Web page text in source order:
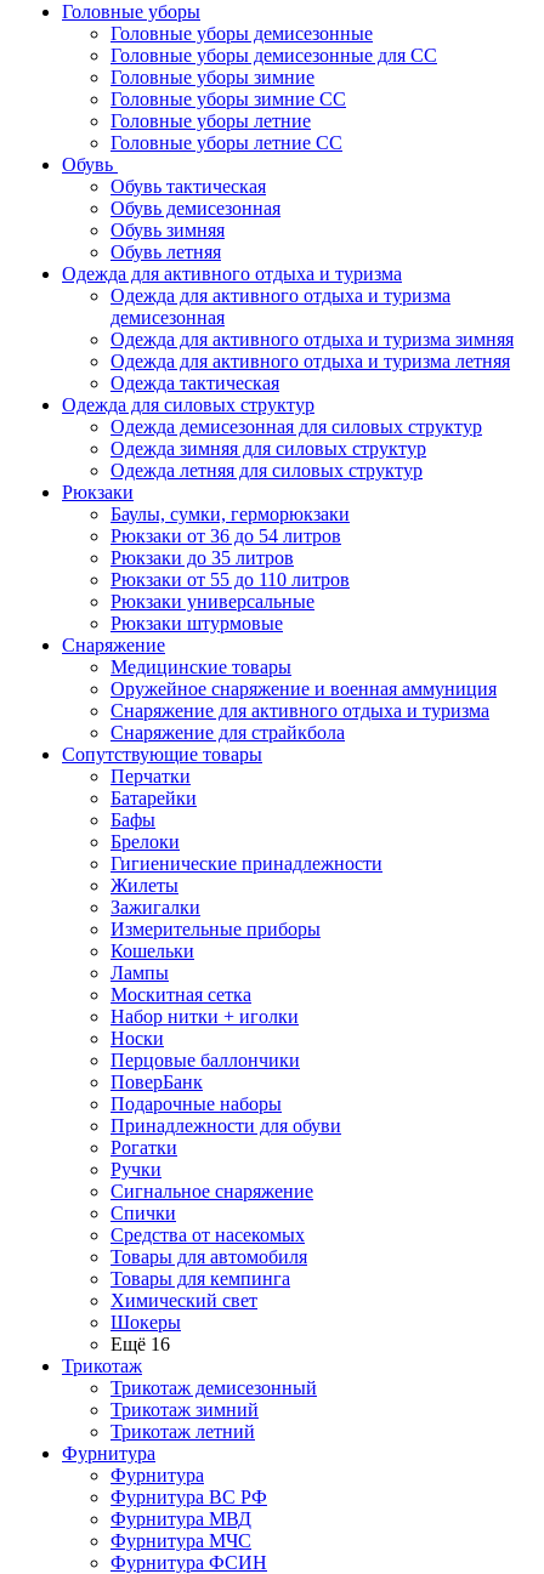
Головные уборы
Головные уборы демисезонные
Головные уборы демисезонные для СС
Головные уборы зимние
Головные уборы зимние СС
Головные уборы летние
Головные уборы летние СС
Обувь
Обувь тактическая
Обувь демисезонная
Обувь зимняя
Обувь летняя
Одежда для активного отдыха и туризма
Одежда для активного отдыха и туризма
демисезонная
Одежда для активного отдыха и туризма зимняя
Одежда для активного отдыха и туризма летняя
Одежда тактическая
Одежда для силовых структур
Одежда демисезонная для силовых структур
Одежда зимняя для силовых структур
Одежда летняя для силовых структур
Рюкзаки
Баулы, сумки, герморюкзаки
Рюкзаки от 36 до 54 литров
Рюкзаки до 35 литров
Рюкзаки от 55 до 110 литров
Рюкзаки универсальные
Рюкзаки штурмовые
Снаряжение
Медицинские товары
Оружейное снаряжение и военная аммуниция
Снаряжение для активного отдыха и туризма
Снаряжение для страйкбола
Сопутствующие товары
Перчатки
Батарейки
Бафы
Брелоки
Гигиенические принадлежности
Жилеты
Зажигалки
Измерительные приборы
Кошельки
Лампы
Москитная сетка
Набор нитки + иголки
Носки
Перцовые баллончики
ПоверБанк
Подарочные наборы
Принадлежности для обуви
Рогатки
Ручки
Сигнальное снаряжение
Спички
Средства от насекомых
Товары для автомобиля
Товары для кемпинга
Химический свет
Шокеры
Ещё 16
Трикотаж
Трикотаж демисезонный
Трикотаж зимний
Трикотаж летний
Фурнитура
Фурнитура
Фурнитура ВС РФ
Фурнитура МВД
Фурнитура МЧС
Фурнитура ФСИН